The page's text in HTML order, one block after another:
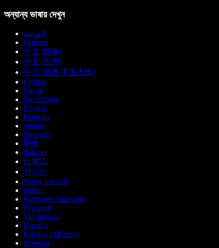
অন্যান্য ভাষায় দেখুন
العربية
Magyar
中文 (简体)
中文 (台灣)
中文 (简体 中国大陆)
Čeština
Dansk
Nederlands
English
Français
Suomi
Deutsch
हिन्दी
Italiano
日本語
한국어
Norsk bokmål
Polski
Português Brasileiro
Русский
Українська
Español
Español (México)
Svenska